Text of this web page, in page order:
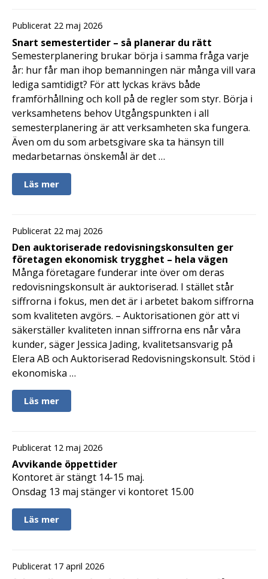
Publicerat 22 maj 2026
Snart semestertider – så planerar du rätt
Semesterplanering brukar börja i samma fråga varje
år: hur får man ihop bemanningen när många vill vara
lediga samtidigt? För att lyckas krävs både
framförhållning och koll på de regler som styr. Börja i
verksamhetens behov Utgångspunkten i all
semesterplanering är att verksamheten ska fungera.
Även om du som arbetsgivare ska ta hänsyn till
medarbetarnas önskemål är det …
Läs mer
Publicerat 22 maj 2026
Den auktoriserade redovisningskonsulten ger
företagen ekonomisk trygghet – hela vägen
Många företagare funderar inte över om deras
redovisningskonsult är auktoriserad. I stället står
siffrorna i fokus, men det är i arbetet bakom siffrorna
som kvaliteten avgörs. – Auktorisationen gör att vi
säkerställer kvaliteten innan siffrorna ens når våra
kunder, säger Jessica Jading, kvalitetsansvarig på
Elera AB och Auktoriserad Redovisningskonsult. Stöd i
ekonomiska …
Läs mer
Publicerat 12 maj 2026
Avvikande öppettider
Kontoret är stängt 14-15 maj.
Onsdag 13 maj stänger vi kontoret 15.00
Läs mer
Publicerat 17 april 2026